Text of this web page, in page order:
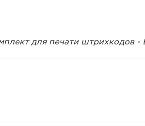
для печати штрихкодов -